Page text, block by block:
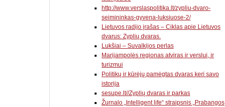
http://www.verslaspolitika.lt/zypliu-dvaro-
seimininkas-gyvena-luksiuose-2/
Lietuvos radijo įrašas – Ciklas apie Lietuvos
dvarus: Zyplių dvaras.
Lukšiai – Suvalkijos perlas
Marijampolės regionas atviras ir verslui, ir
turizmui
Politikų ir kūrėjų pamėgtas dvaras keri savo
istorija
sesupe.lt//Zyplių dvaras ir parkas
Žurnalo „Intelligent life“ straipsnis „Prabangos